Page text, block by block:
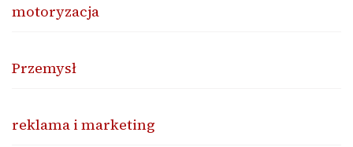
motoryzacja
Przemysł
reklama i marketing